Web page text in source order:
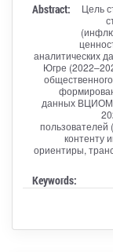
Abstract:
Цель
аналитических
Югре
данных ВЦИОМ
контенту
ориентиры,
Keywords: